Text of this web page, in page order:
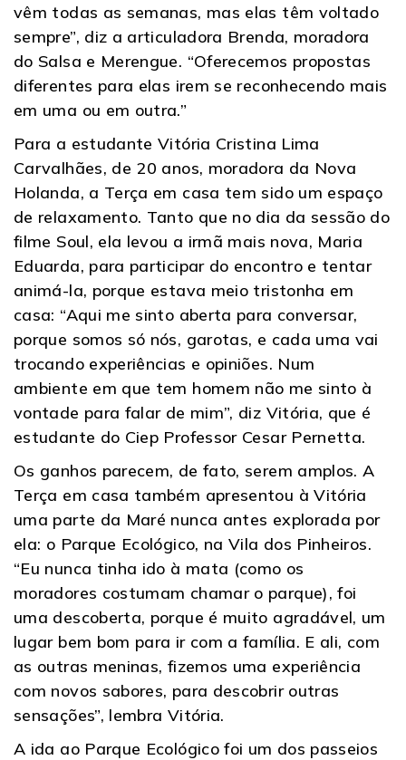
vêm todas as semanas, mas elas têm voltado
sempre”, diz a articuladora Brenda, moradora
do Salsa e Merengue. “Oferecemos propostas
diferentes para elas irem se reconhecendo mais
em uma ou em outra.”
Para a estudante Vitória Cristina Lima
Carvalhães, de 20 anos, moradora da Nova
Holanda, a Terça em casa tem sido um espaço
de relaxamento. Tanto que no dia da sessão do
filme Soul, ela levou a irmã mais nova, Maria
Eduarda, para participar do encontro e tentar
animá-la, porque estava meio tristonha em
casa: “Aqui me sinto aberta para conversar,
porque somos só nós, garotas, e cada uma vai
trocando experiências e opiniões. Num
ambiente em que tem homem não me sinto à
vontade para falar de mim”, diz Vitória, que é
estudante do Ciep Professor Cesar Pernetta.
Os ganhos parecem, de fato, serem amplos. A
Terça em casa também apresentou à Vitória
uma parte da Maré nunca antes explorada por
ela: o Parque Ecológico, na Vila dos Pinheiros.
“Eu nunca tinha ido à mata (como os
moradores costumam chamar o parque), foi
uma descoberta, porque é muito agradável, um
lugar bem bom para ir com a família. E ali, com
as outras meninas, fizemos uma experiência
com novos sabores, para descobrir outras
sensações”, lembra Vitória.
A ida ao Parque Ecológico foi um dos passeios